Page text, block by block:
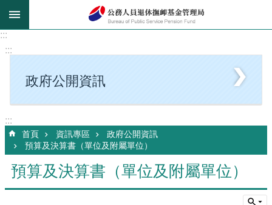
跳到主要內容區塊
:::
:::
政府公開資訊
:::
首頁 資訊專區
政府公開資訊
預算及決算書（單位及附屬單位）
預算及決算書（單位及附屬單位）